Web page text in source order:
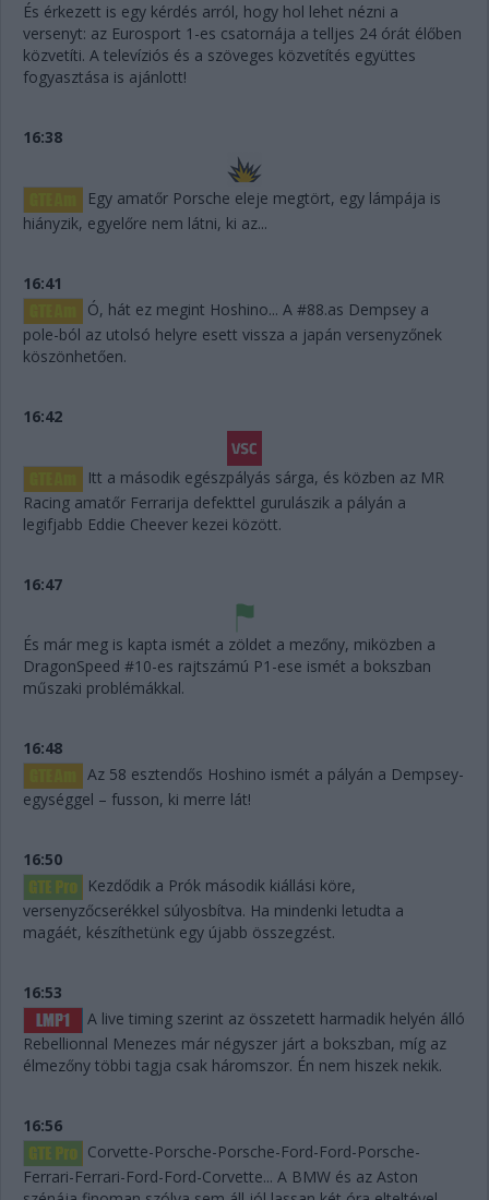
És érkezett is egy kérdés arról, hogy hol lehet nézni a
versenyt: az Eurosport 1-es csatornája a telljes 24 órát élőben
közvetíti. A televíziós és a szöveges közvetítés együttes
fogyasztása is ajánlott!
16:38
Egy amatőr Porsche eleje megtört, egy lámpája is
hiányzik, egyelőre nem látni, ki az...
16:41
Ó, hát ez megint Hoshino... A #88.as Dempsey a
pole-ból az utolsó helyre esett vissza a japán versenyzőnek
köszönhetően.
16:42
Itt a második egészpályás sárga, és közben az MR
Racing amatőr Ferrarija defekttel gurulászik a pályán a
legifjabb Eddie Cheever kezei között.
16:47
És már meg is kapta ismét a zöldet a mezőny, miközben a
DragonSpeed #10-es rajtszámú P1-ese ismét a bokszban
műszaki problémákkal.
16:48
Az 58 esztendős Hoshino ismét a pályán a Dempsey-
egységgel – fusson, ki merre lát!
16:50
Kezdődik a Prók második kiállási köre,
versenyzőcserékkel súlyosbítva. Ha mindenki letudta a
magáét, készíthetünk egy újabb összegzést.
16:53
A live timing szerint az összetett harmadik helyén álló
Rebellionnal Menezes már négyszer járt a bokszban, míg az
élmezőny többi tagja csak háromszor. Én nem hiszek nekik.
16:56
Corvette-Porsche-Porsche-Ford-Ford-Porsche-
Ferrari-Ferrari-Ford-Ford-Corvette... A BMW és az Aston